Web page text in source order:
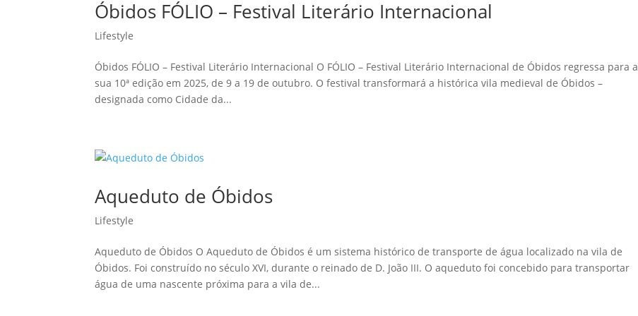
Óbidos FÓLIO – Festival Literário Internacional
Lifestyle
Óbidos FÓLIO – Festival Literário Internacional O FÓLIO – Festival Literário Internacional de Óbidos regressa para a
sua 10ª edição em 2025, de 9 a 19 de outubro. O festival transformará a histórica vila medieval de Óbidos –
designada como Cidade da...
Aqueduto de Óbidos
Lifestyle
Aqueduto de Óbidos O Aqueduto de Óbidos é um sistema histórico de transporte de água localizado na vila de
Óbidos. Foi construído no século XVI, durante o reinado de D. João III. O aqueduto foi concebido para transportar
água de uma nascente próxima para a vila de...